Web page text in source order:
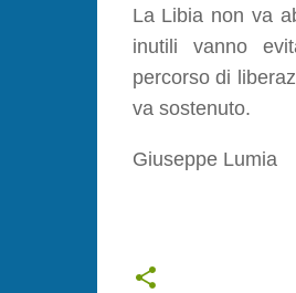
La Libia non va
inutili vanno
percorso di
va sostenuto.
Giuseppe Lumia